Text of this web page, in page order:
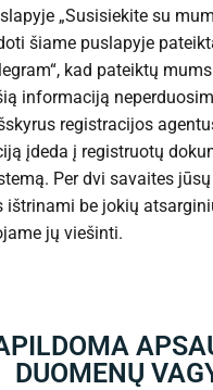
„Susisiekite su
šiame puslapyje
kad pateiktų
informaciją
registracijos
įdeda į registruotų
Per dvi savaites
ištrinami be jokių
jų viešinti.
DUOMENŲ